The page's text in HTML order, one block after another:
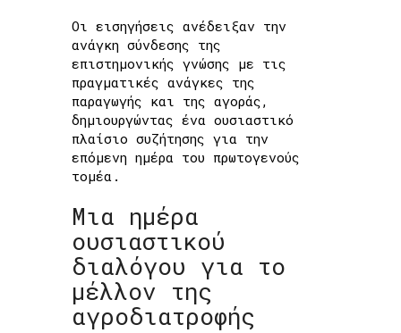
Οι εισηγήσεις ανέδειξαν την
ανάγκη σύνδεσης της
επιστημονικής γνώσης με τις
πραγματικές ανάγκες της
παραγωγής και της αγοράς,
δημιουργώντας ένα ουσιαστικό
πλαίσιο συζήτησης για την
επόμενη ημέρα του πρωτογενούς
τομέα.
Μια ημέρα
ουσιαστικού
διαλόγου για το
μέλλον της
αγροδιατροφής